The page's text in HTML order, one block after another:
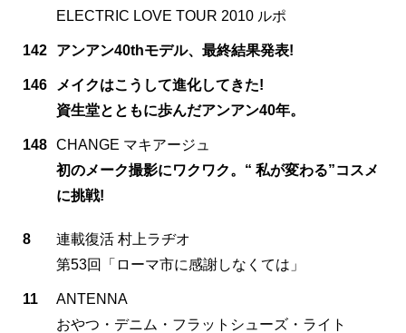
ELECTRIC LOVE TOUR 2010 ルポ
142 アンアン40thモデル、最終結果発表!
146
メイクはこうして進化してきた!
資生堂とともに歩んだアンアン40年。
148 CHANGE マキアージュ
初のメーク撮影にワクワク。“ 私が変わる”コスメ
に挑戦!
8
連載復活 村上ラヂオ
第53回「ローマ市に感謝しなくては」
11
ANTENNA
おやつ・デニム・フラットシューズ・ライト